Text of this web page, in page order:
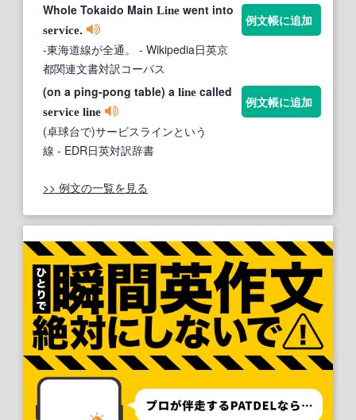
Whole Tokaido Main Line went into
service.
-東海道線が全通。
- Wikipedia日英京
都関連文書対訳コーパス
例文帳に追加
(on a ping-pong table) a line called
service line
(卓球台で)サービスラインという
線 - EDR日英対訳辞書
例文帳に追加
>> 例文の一覧を見る